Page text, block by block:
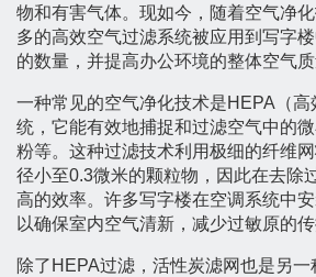
物和有害气体。现如今，随着空气净
多的高效空气过滤系统被应用到写字
的数量，并提高办公环境的整体空气质
一种常见的空气净化技术是HEPA（
统，它能有效地捕捉和过滤空气中的
粉等。这种过滤技术利用极细的纤维
径小至0.3微米的颗粒物，因此在去除
高的效率。许多写字楼在空调系统中
以确保室内空气清新，减少过敏原的传
除了HEPA过滤，活性炭滤网也是另